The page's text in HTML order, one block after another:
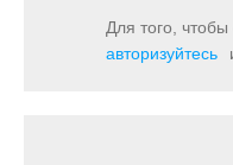
Для того, чтобы
авторизуйтесь